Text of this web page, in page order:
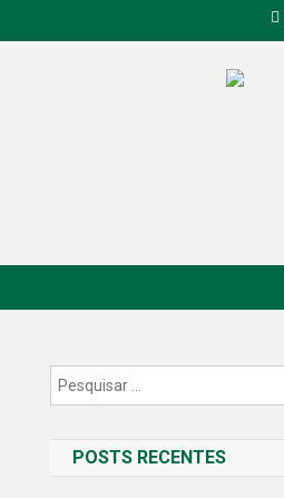
POSTS RECENTES